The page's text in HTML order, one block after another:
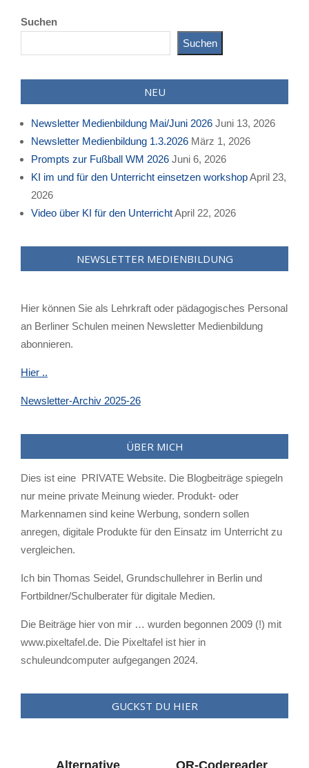
11
Suchen
Suchen
NEU
Newsletter Medienbildung Mai/Juni 2026 Juni 13, 2026
Newsletter Medienbildung 1.3.2026 März 1, 2026
Prompts zur Fußball WM 2026 Juni 6, 2026
KI im und für den Unterricht einsetzen workshopApril 23,
2026
Video über KI für den UnterrichtApril 22, 2026
NEWSLETTER MEDIENBILDUNG
Hier können Sie als Lehrkraft oder pädagogisches Personal
an Berliner Schulen meinen Newsletter Medienbildung
abonnieren.
Hier ..
Newsletter-Archiv 2025-26
ÜBER MICH
Dies ist eine PRIVATE Website. Die Blogbeiträge spiegeln
nur meine private Meinung wieder. Produkt- oder
Markennamen sind keine Werbung, sondern sollen
anregen, digitale Produkte für den Einsatz im Unterricht zu
vergleichen.
Ich bin Thomas Seidel, Grundschullehrer in Berlin und
Fortbildner/Schulberater für digitale Medien.
Die Beiträge hier von mir … wurden begonnen 2009 (!) mit
www.pixeltafel.de. Die Pixeltafel ist hier in
schuleundcomputer aufgegangen 2024.
GUCKST DU HIER